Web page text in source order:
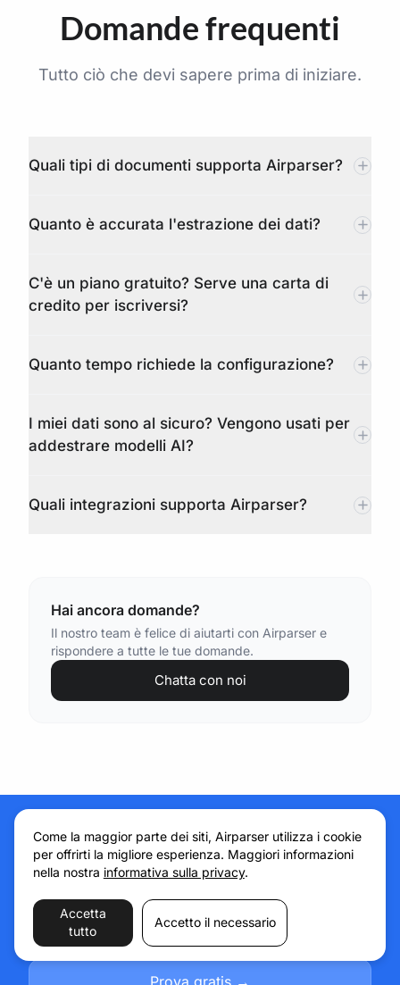
Come la maggior parte dei siti, Airparser utilizza i cookie
per offrirti la migliore esperienza. Maggiori informazioni
nella nostra informativa sulla privacy.
Accetta
tutto
Accetto il necessario
Domande frequenti
Tutto ciò che devi sapere prima di iniziare.
Quali tipi di documenti supporta Airparser?
Quanto è accurata l'estrazione dei dati?
C'è un piano gratuito? Serve una carta di
credito per iscriversi?
Quanto tempo richiede la configurazione?
I miei dati sono al sicuro? Vengono usati per
addestrare modelli AI?
Quali integrazioni supporta Airparser?
Hai ancora domande?
Il nostro team è felice di aiutarti con Airparser e
rispondere a tutte le tue domande.
Chatta con noi
Pronto a far crescere la
tua attività?Inizia da qui.